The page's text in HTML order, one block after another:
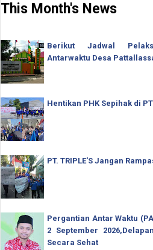
This Month's News
Berikut Jadwal
Antarwaktu Desa
Hentikan PHK Sepihak di
PT. TRIPLE'S Jangan
Pergantian Antar Waktu
2 September
Secara Sehat